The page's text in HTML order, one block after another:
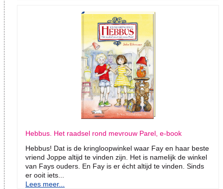
Hebbus. Het raadsel rond mevrouw Parel, e-book
Hebbus! Dat is de kringloopwinkel waar Fay en haar beste
vriend Joppe altijd te vinden zijn. Het is namelijk de winkel
van Fays ouders. En Fay is er écht altijd te vinden. Sinds
er ooit iets...
Lees meer...